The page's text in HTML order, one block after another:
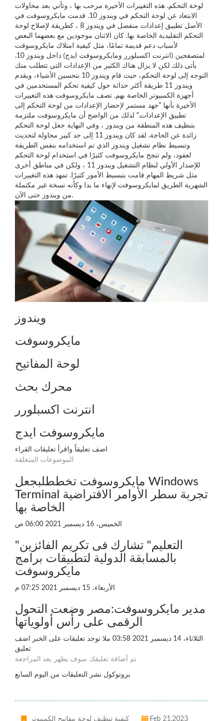
لوحة التحكم. هذه التغييرات الأخيرة مرحب بها ، وتأتي بعد محاولات
الابتعاد عن لوحة التحكم في ويندوز 10. قدمت مايكروسوفت في
الأصل تطبيق إعدادات منفصل في ويندوز 8 ، كطريقة لإصلاح لوحة
التحكم التقليدية الخاصة بها. كان الاثنان موجودين مع بعضهما البعض
لأسباب دعم قديمة تمامًا، مثل كيفية امتلاك مايكروسوفت
لمتصفحين (انترنت اكسبلورر ومايكروسوفت ايدج) داخل ويندوز 10.
يأتى ذلك لكن لا يزال هناك الكثير من الإعدادات التي تتطلب منك
التوجه إلى لوحة التحكم، حيث قام ويندوز 10 بتحسين الأشياء، ويقدم
ويندوز 11 طريقة أكثر حداثة حول كيفية تحكم المستخدمين في
أجهزة الكمبيوتر الخاصة بهم. تصف مايكروسوفت هذه التغييرات
الأخيرة بأنها "جهد مستمر لإحضار الإعدادات من لوحة التحكم إلى
تطبيق الإعدادات." لذلك من الواضح أن مايكروسوفت ملتزمة
بتنظيف هذه المنطقة من ويندوز ، وفي النهاية جعل لوحة التحكم
زائدة عن الحاجة. لقد كان ويندوز 11 إلى حد كبير محاولة لتحديث
وتبسيط نظام تشغيل ويندوز الذي تم استخدامه بنفس الطريقة
لعقود، ولم تنجح مايكروسوفت كثيرًا في استخدام لوحة التحكم
للإصدار الأولي لنظام التشغيل ويندوز 11 ، ولكن في مناطق أخرى
مثل شريط المهام قامت بتبسيط الأمور كثيرًا. تمهد هذه التغييرات
الشهرية الطريق لمايكروسوفت لإنهاء ما بدا وكأنه نسخة غير مكتملة
من ويندوز حتى الآن.
ويندوز
مايكروسوفت
لوحة المفاتيح
محرك بحث
انترنت اكسبلورر
مايكروسوفت ايدج
اضف تعليقاً واقرأ تعليقات القراء
الموضوعات المتعلقة
مايكروسوفت تخططلبجعل Windows
Terminal تجربة سطر الأوامر الافتراضية
الخاصة بها
الخميس، 16 ديسمبر 2021 06:00 ص
"التعليم" تشارك فى تكريم الفائزين
بالمسابقة الدولية لتطبيقات برامج
مايكروسوفت
الأربعاء، 15 ديسمبر 2021 07:25 م
مدير مايكروسوفت:مصر وضعت التحول
الرقمى على رأس أولوياتها
الثلاثاء، 14 ديسمبر 2021 03:58 ملا توجد تعليقات على الخبر اضف
تعليق
تم أضافة تعليقك سوف يظهر بعد المراجعة
بروتوكول نشر التعليقات من اليوم السابع
كيفية تنظيف لوحة مفاتيح الكمبيوتر Feb 21,2023